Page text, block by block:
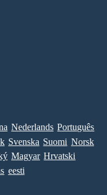
Nederlands Português
Svenska Suomi Norsk
Magyar Hrvatski
eesti